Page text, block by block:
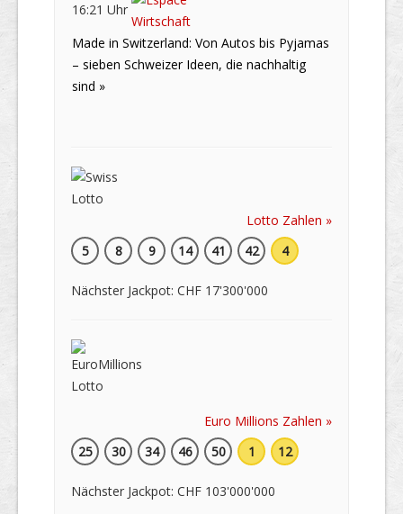
16:21 Uhr
Made in Switzerland: Von Autos bis Pyjamas
– sieben Schweizer Ideen, die nachhaltig
sind »
Lotto Zahlen »
5
8 9 14 41 42 4
Nächster Jackpot: CHF 17'300'000
Euro Millions Zahlen »
25
30 34 46 50 1 12
Nächster Jackpot: CHF 103'000'000